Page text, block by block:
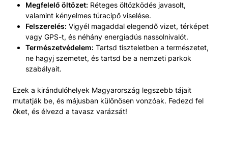
Megfelelő öltözet: Réteges öltözködés javasolt,
valamint kényelmes túracipő viselése.
Felszerelés: Vigyél magaddal elegendő vizet, térképet
vagy GPS-t, és néhány energiadús nassolnivalót.
Természetvédelem: Tartsd tiszteletben a természetet,
ne hagyj szemetet, és tartsd be a nemzeti parkok
szabályait.
Ezek a kirándulóhelyek Magyarország legszebb tájait
mutatják be, és májusban különösen vonzóak. Fedezd fel
őket, és élvezd a tavasz varázsát!